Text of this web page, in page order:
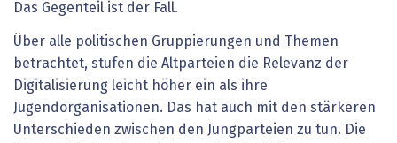
Das Gegenteil ist der Fall.
Über alle politischen Gruppierungen und Themen
betrachtet, stufen die Altparteien die Relevanz der
Digitalisierung leicht höher ein als ihre
Jugendorganisationen. Das hat auch mit den stärkeren
Unterschieden zwischen den Jungparteien zu tun. Die